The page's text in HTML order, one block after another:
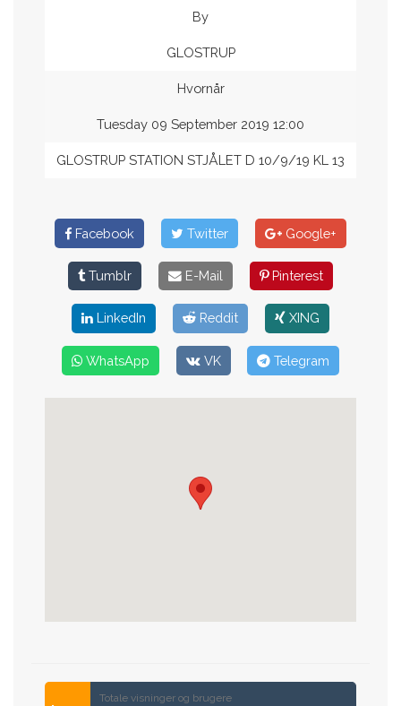
By
GLOSTRUP
Hvornår
Tuesday 09 September 2019 12:00
GLOSTRUP STATION STJÅLET D 10/9/19 KL 13
Facebook Twitter Google+
Tumblr E-Mail Pinterest
LinkedIn Reddit XING
WhatsApp VK Telegram
Totale visninger og brugere